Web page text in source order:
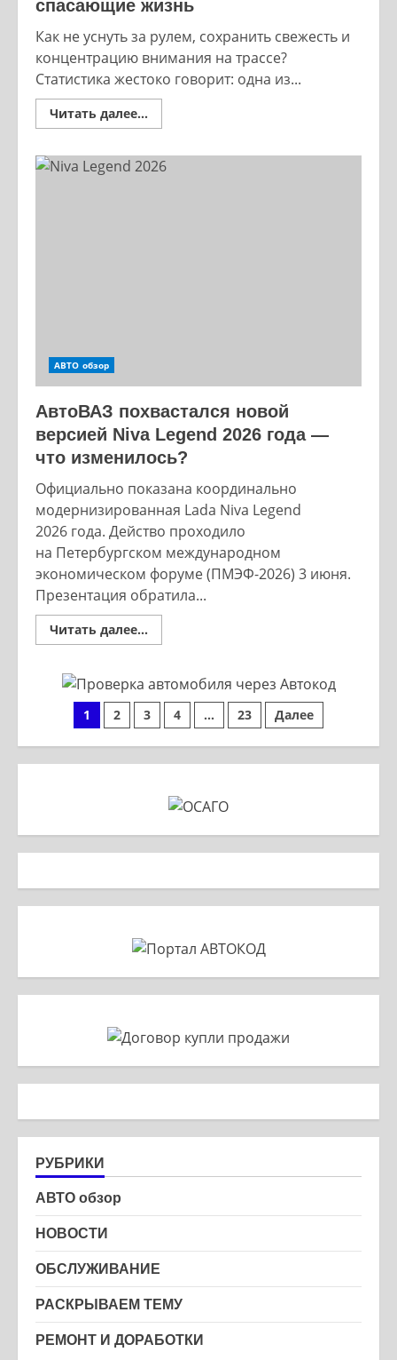
спасающие жизнь
Как не уснуть за рулем, сохранить свежесть и
концентрацию внимания на трассе?
Статистика жестоко говорит: одна из...
Читать далее...
more
не
уснуть
АВТО обзор
АвтоВАЗ похвастался новой
версией Niva Legend 2026 года —
что изменилось?
Официально показана координально
модернизированная Lada Niva Legend
2026 года. Действо проходило
на Петербургском международном
экономическом форуме (ПМЭФ-2026) 3 июня.
Презентация обратила...
Читать далее...
more
похвастался
новой
версией
Niva
Legend
—
Пагинация
записей
1 2 3 4 … 23 Далее
РУБРИКИ
АВТО обзор
НОВОСТИ
ОБСЛУЖИВАНИЕ
РАСКРЫВАЕМ ТЕМУ
РЕМОНТ И ДОРАБОТКИ